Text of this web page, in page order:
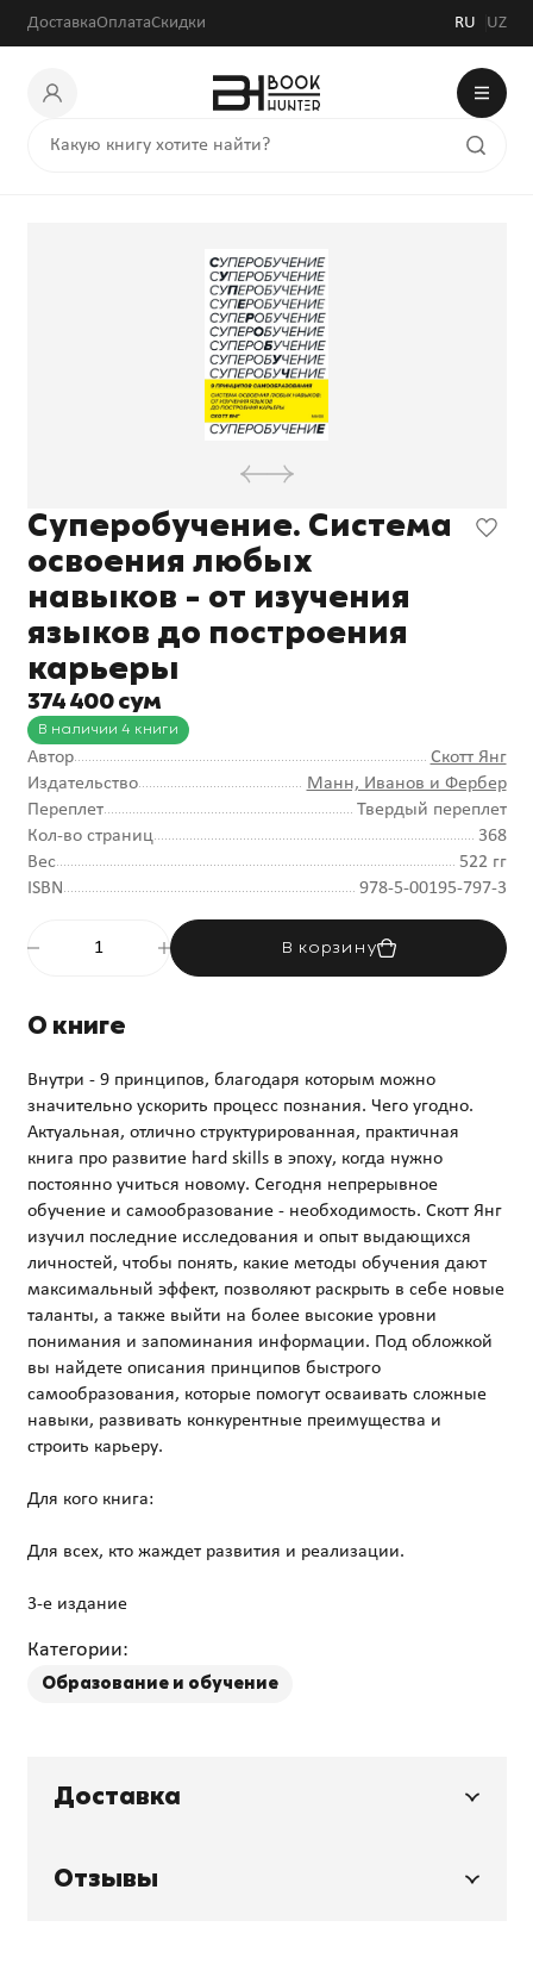
ДоставкаОплатаСкидки RU UZ
Суперобучение. Система
освоения любых
навыков - от изучения
языков до построения
карьеры
374 400 сум
В наличии 4 книги
Автор
Скотт Янг
Издательство
Манн, Иванов и Фербер
Переплет
Твердый переплет
Кол-во страниц
368
Вес
522 гг
ISBN
978-5-00195-797-3
В корзину
О книге
Внутри - 9 принципов, благодаря которым можно
значительно ускорить процесс познания. Чего угодно.
Актуальная, отлично структурированная, практичная
книга про развитие hard skills в эпоху, когда нужно
постоянно учиться новому. Сегодня непрерывное
обучение и самообразование - необходимость. Скотт Янг
изучил последние исследования и опыт выдающихся
личностей, чтобы понять, какие методы обучения дают
максимальный эффект, позволяют раскрыть в себе новые
таланты, а также выйти на более высокие уровни
понимания и запоминания информации. Под обложкой
вы найдете описания принципов быстрого
самообразования, которые помогут осваивать сложные
навыки, развивать конкурентные преимущества и
строить карьеру.
Для кого книга:
Для всех, кто жаждет развития и реализации.
3-е издание
Категории:
Образование и обучение
Доставка
Отзывы